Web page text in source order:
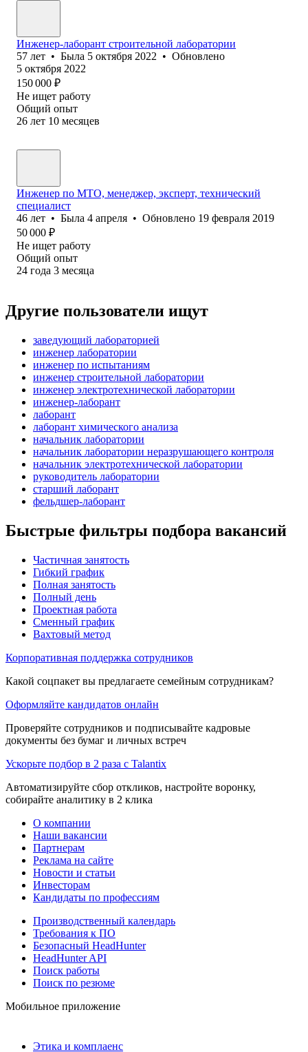
Инженер-лаборант строительной лаборатории
57 лет • Была 5 октября 2022 • Обновлено
5 октября 2022
150 000 ₽
Не ищет работу
Общий опыт
26 лет 10 месяцев
Инженер по МТО, менеджер, эксперт, технический
специалист
46 лет • Была 4 апреля • Обновлено 19 февраля 2019
50 000 ₽
Не ищет работу
Общий опыт
24 года 3 месяца
Другие пользователи ищут
заведующий лабораторией
инженер лаборатории
инженер по испытаниям
инженер строительной лаборатории
инженер электротехнической лаборатории
инженер-лаборант
лаборант
лаборант химического анализа
начальник лаборатории
начальник лаборатории неразрушающего контроля
начальник электротехнической лаборатории
руководитель лаборатории
старший лаборант
фельдшер-лаборант
Быстрые фильтры подбора вакансий
Частичная занятость
Гибкий график
Полная занятость
Полный день
Проектная работа
Сменный график
Вахтовый метод
Корпоративная поддержка сотрудников
Какой соцпакет вы предлагаете семейным сотрудникам?
Оформляйте кандидатов онлайн
Проверяйте сотрудников и подписывайте кадровые
документы без бумаг и личных встреч
Ускорьте подбор в 2 раза с Talantix
Автоматизируйте сбор откликов, настройте воронку,
собирайте аналитику в 2 клика
О компании
Наши вакансии
Партнерам
Реклама на сайте
Новости и статьи
Инвесторам
Кандидаты по профессиям
Производственный календарь
Требования к ПО
Безопасный HeadHunter
HeadHunter API
Поиск работы
Поиск по резюме
Мобильное приложение
Этика и комплаенс